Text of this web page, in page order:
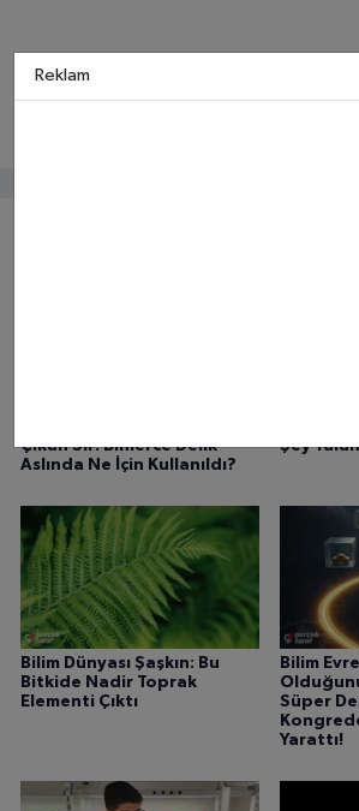
Çıkan Sır! Binlerce Delik
Aslında Ne İçin Kullanıldı?
Şey Yalan
Bilim Dünyası Şaşkın: Bu
Bitkide Nadir Toprak
Elementi Çıktı
Bilim
Süper
Yarattı!
Reklam